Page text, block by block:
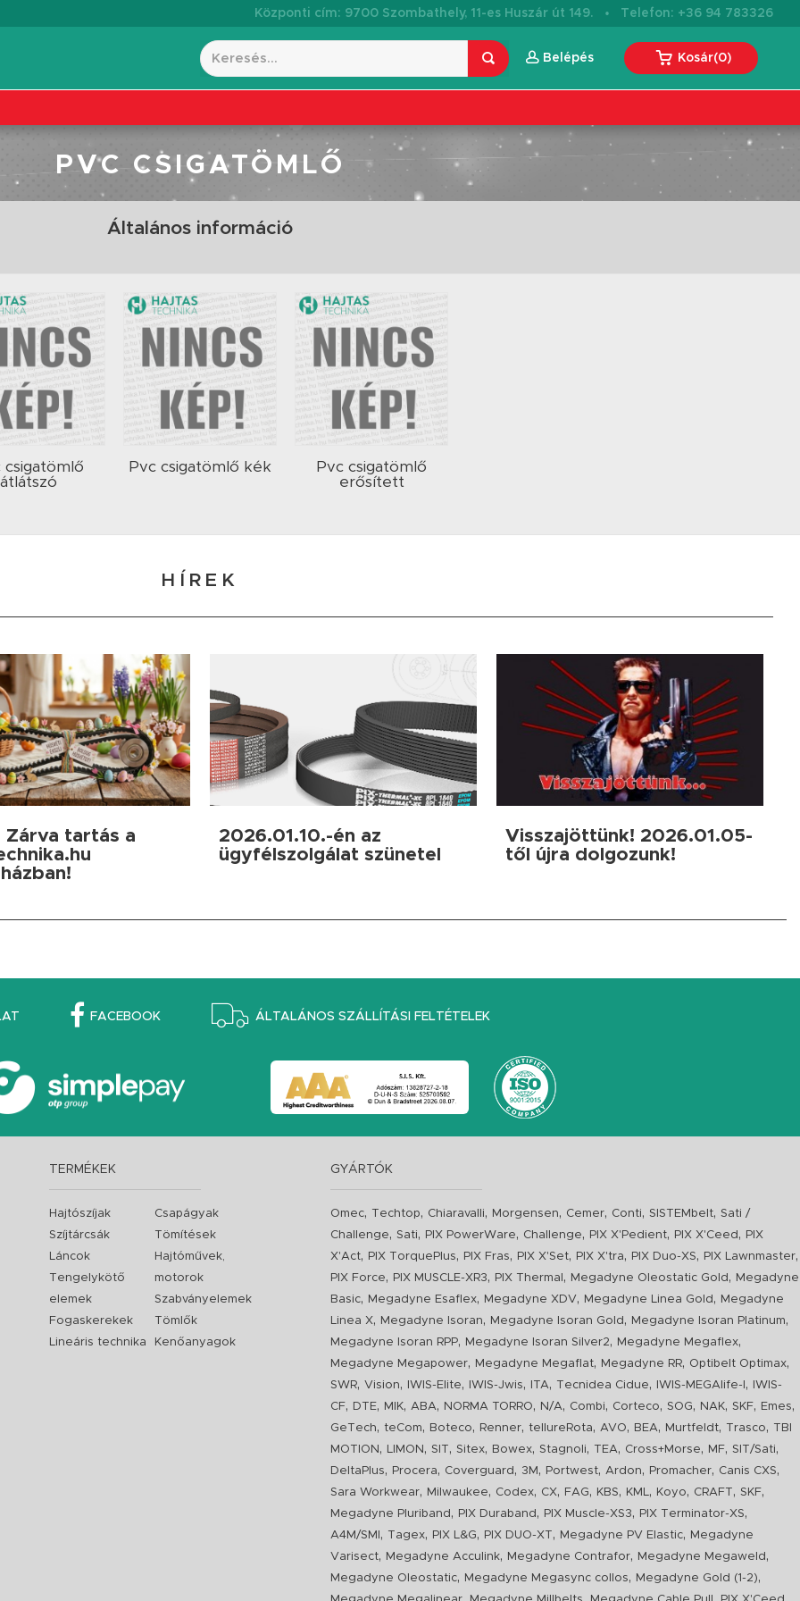
Központi cím: 9700 Szombathely, 11-es Huszár út 149. · Telefon: +36 94 783326
Belépés Kosár(0)
PVC CSIGATÖMLŐ
Általános információ
csigatömlő
átlátszó
Pvc csigatömlő kék
Pvc csigatömlő
erősített
HÍREK
Zárva tartás a
2026.01.10.-én az
ügyfélszolgálat szünetel
Visszajöttünk! 2026.01.05-
től újra dolgozunk!
FACEBOOK ÁLTALÁNOS SZÁLLÍTÁSI FELTÉTELEK
TERMÉKEK
Hajtószíjak
Szíjtárcsák
Láncok
Tengelykötő
elemek
Fogaskerekek
Lineáris technika
Csapágyak
Tömítések
Hajtóművek,
motorok
Szabványelemek
Tömlők
Kenőanyagok
GYÁRTÓK
Omec, Techtop, Chiaravalli, Morgensen, Cemer, Conti,SISTEMbelt,Sati /
Challenge,Sati, PIX PowerWare, Challenge, PIX X'Pedient, PIX X'Ceed ,
PIX
X'Act, PIX TorquePlus, PIX Fras, PIX X'Set, PIX X'tra, PIX Duo-XS, PIX Lawnmaster,
PIX Force, PIX MUSCLE-XR3, PIX Thermal , Megadyne Oleostatic Gold ,
Megadyne
Basic, Megadyne Esaflex, Megadyne XDV, Megadyne Linea Gold ,
Megadyne
Linea X, Megadyne Isoran, Megadyne Isoran Gold , Megadyne Isoran Platinum,
Megadyne Isoran RPP, Megadyne Isoran Silver2, Megadyne Megaflex,
Megadyne Megapower, Megadyne Megaflat, Megadyne RR, Optibelt Optimax,
SWR,Vision, IWIS-Elite, IWIS-Jwis, ITA, Tecnidea Cidue, IWIS-MEGAlife-I ,
IWIS-
CF, DTE, MIK, ABA, NORMA TORRO, N/A, Combi, Corteco,SOG, NAK,SKF, Emes,
GeTech, teCom, Boteco, Renner, tellureRota, AVO, BEA, Murtfeldt, Trasco, TBI
MOTION , LIMON ,SIT,Sitex, Bowex,Stagnoli, TEA, Cross+Morse, MF,SIT/Sati,
DeltaPlus, Procera, Coverguard , 3M , Portwest, Ardon, Promacher, Canis CXS,
Sara Workwear, Milwaukee, Codex, CX, FAG, KBS, KML, Koyo, CRAFT,SKF,
Megadyne Pluriband , PIX Duraband , PIX Muscle-XS3, PIX Terminator-XS,
A4M/SMI , Tagex, PIX L&G, PIX DUO-XT, Megadyne PV Elastic,
Megadyne
Varisect, Megadyne Acculink, Megadyne Contrafor, Megadyne Megaweld ,
Megadyne Oleostatic, Megadyne Megasync collos, Megadyne Gold (1-2),